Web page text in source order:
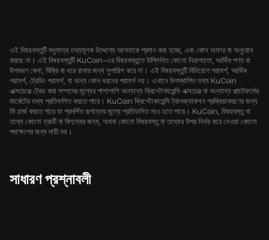
এই বিষয়বস্তুটি শুধুমাত্র তথ্যমূলক উদ্দেশ্যে আপনাকে প্রদান করা হচ্ছে, এবং কোন অফার বা অনুরোধ
করছে না। এই বিষয়বস্তুটি KuCoin-এর বিষয়বস্তুতে উল্লিখিত কোনো নিরাপত্তা, আর্থিক পণ্য বা
উপকরণ কেনা, বিক্রি বা ধরে রাখার জন্য সুপারিশ করে না। এই বিষয়বস্তুটি বিনিয়োগ পরামর্শ, আর্থিক
পরামর্শ, ট্রেডিং পরামর্শ, বা অন্য কোন ধরনের পরামর্শ নয়। এখানে উপস্থাপিত তথ্য KuCoin
এক্সচেঞ্জে ট্রেড করা সম্পদের মূল্যের পাশাপাশি অন্যান্য ক্রিপ্টোকারেন্সি এক্সচেঞ্জ বা অন্যান্য প্ল্যাটফর্মের
মার্কেটের তথ্য প্রতিফলিত করতে পারে। KuCoin ক্রিপ্টোকারেন্সি ট্রানজ্যাকশন প্রক্রিয়াকরণের জন্য
ফি চার্জ করতে পারে যা প্রদর্শিত রূপান্তর মূল্যে প্রতিফলিত নাও হতে পারে। KuCoin, বিষয়বস্তু বা
তথ্যে কোনো ত্রুটি বা বিলম্বের জন্য, অথবা কোনো বিষয়বস্তু বা তথ্যের উপর নির্ভর করে নেওয়া কোনো
পদক্ষেপের জন্য দায়ী নয়।
সাধারণ প্রশ্নাবলী